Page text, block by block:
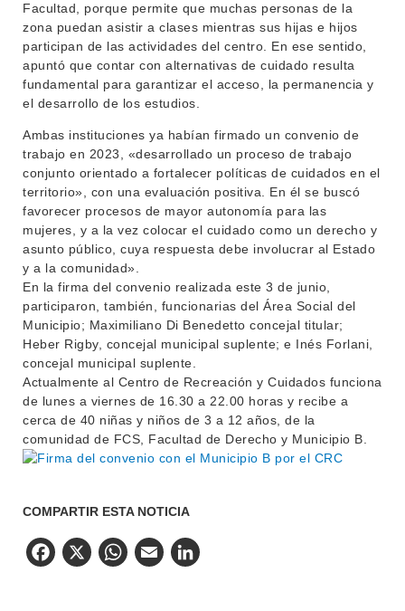
Facultad, porque permite que muchas personas de la
zona puedan asistir a clases mientras sus hijas e hijos
participan de las actividades del centro. En ese sentido,
apuntó que contar con alternativas de cuidado resulta
fundamental para garantizar el acceso, la permanencia y
el desarrollo de los estudios.
Ambas instituciones ya habían firmado un convenio de
trabajo en 2023, «desarrollado un proceso de trabajo
conjunto orientado a fortalecer políticas de cuidados en el
territorio», con una evaluación positiva. En él se buscó
favorecer procesos de mayor autonomía para las
mujeres, y a la vez colocar el cuidado como un derecho y
asunto público, cuya respuesta debe involucrar al Estado
y a la comunidad».
En la firma del convenio realizada este 3 de junio,
participaron, también, funcionarias del Área Social del
Municipio; Maximiliano Di Benedetto concejal titular;
Heber Rigby, concejal municipal suplente; e Inés Forlani,
concejal municipal suplente.
Actualmente al Centro de Recreación y Cuidados funciona
de lunes a viernes de 16.30 a 22.00 horas y recibe a
cerca de 40 niñas y niños de 3 a 12 años, de la
comunidad de FCS, Facultad de Derecho y Municipio B.
COMPARTIR ESTA NOTICIA
Facebook
X WhatsApp
Email